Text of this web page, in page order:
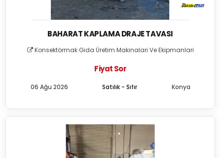
BAHARAT KAPLAMA DRAJE TAVASI
Konsektörmak Gida Üretim Makinalari Ve Ekipmanlari
Fiyat Sor
Satılık - Sıfır
06 Ağu 2026 Konya